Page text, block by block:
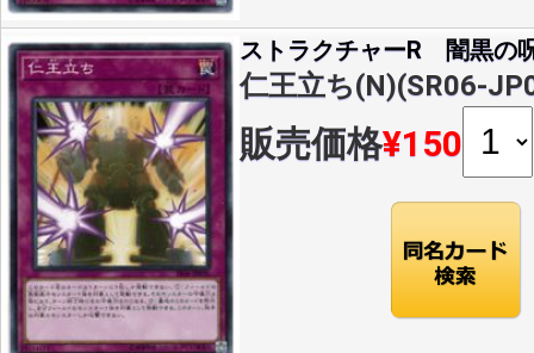
ストラクチャーR 闇黒の
仁王立ち(N)(SR06-
販売価格¥150